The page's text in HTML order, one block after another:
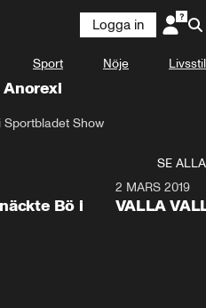
Logga in
Sport Nöje Livsstil
Show
SE ALLA
Bö i
2 MARS 2019
VALLA